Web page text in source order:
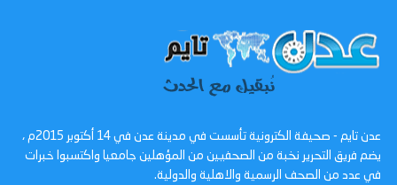
عدن تايم - صحيفة الكترونية تأسست في مدينة عدن في 14 أكتوبر 2015م ،
يضم فريق التحرير نخبة من الصحفيين من المؤهلين جامعيا واكتسبوا خبرات
في عدد من الصحف الرسمية والاهلية والدولية.